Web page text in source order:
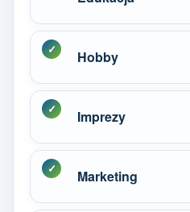
Hobby
Imprezy
Marketing